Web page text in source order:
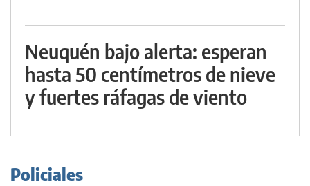
Neuquén bajo alerta: esperan
hasta 50 centímetros de nieve
y fuertes ráfagas de viento
Policiales